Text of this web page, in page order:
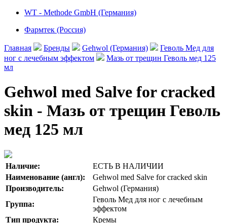
WT - Methode GmbH (Германия)
Фармтек (Россия)
Главная Бренды Gehwol (Германия)
Геволь Мед для
ног с лечебным эффектом
Мазь от трещин Геволь мед 125
мл
Gehwol med Salve for cracked
skin - Мазь от трещин Геволь
мед 125 мл
Наличие:
ЕСТЬ В НАЛИЧИИ
Наименование (англ):
Gehwol med Salve for cracked skin
Производитель:
Gehwol (Германия)
Группа:
Геволь Мед для ног с лечебным
эффектом
Тип продукта:
Кремы